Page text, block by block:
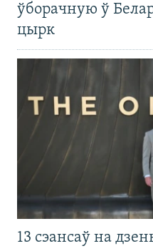
ўборачную ў
цырк
13 сэансаў на